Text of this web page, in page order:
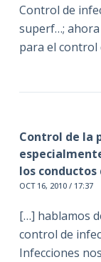
Control de
superf…;
para el control
Control de la
los
OCT 16, 2010 / 17:37
[…] hablamos
control de
Infecciones